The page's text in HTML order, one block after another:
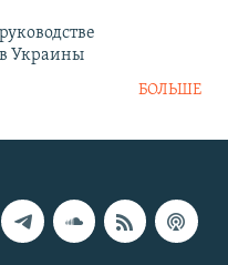
Украины
БОЛЬШЕ